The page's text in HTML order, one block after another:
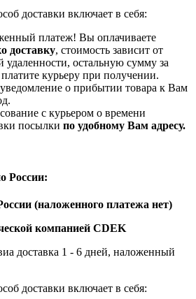
доставки включает в себя:
платеж! Вы оплачиваете
доставку, стоимость зависит от
удаленности, остальную сумму за
платите курьеру при получении.
о прибытии товара к Вам
с курьером о времени
посылки по удобному Вам адресу.
России:
(наложенного платежа нет)
компанией CDEK
доставка 1 - 6 дней, наложенный
доставки включает в себя: